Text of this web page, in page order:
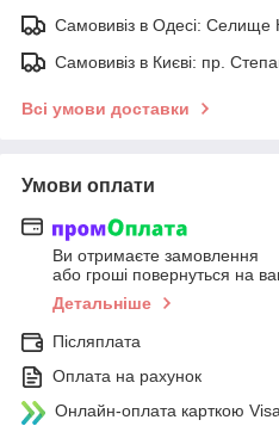
Самовивіз в Одесі: Селище
Самовивіз в Києві: пр.
Всі умови доставки
Умови оплати
Ви отримаєте замовлення
або гроші повернуться на
Детальніше
Післяплата
Оплата на рахунок
Онлайн-оплата карткою